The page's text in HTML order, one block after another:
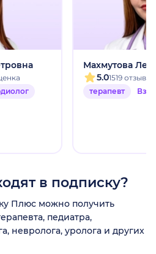
Махмутова
5.01519
терапевт
в подписку?
Плюс можно получить
педиатра,
невролога, уролога и других